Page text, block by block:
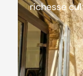
richesse